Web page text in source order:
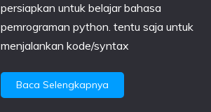
persiapkan untuk belajar bahasa
pemrograman python. tentu saja untuk
menjalankan kode/syntax
Baca Selengkapnya